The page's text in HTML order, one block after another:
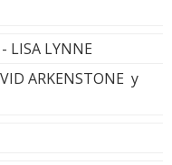
LYNNE
ARKENSTONE y